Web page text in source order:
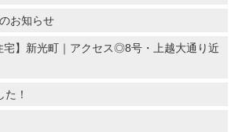
お知らせ
宅】新光町｜アクセス◎8号・上越大通り近
！